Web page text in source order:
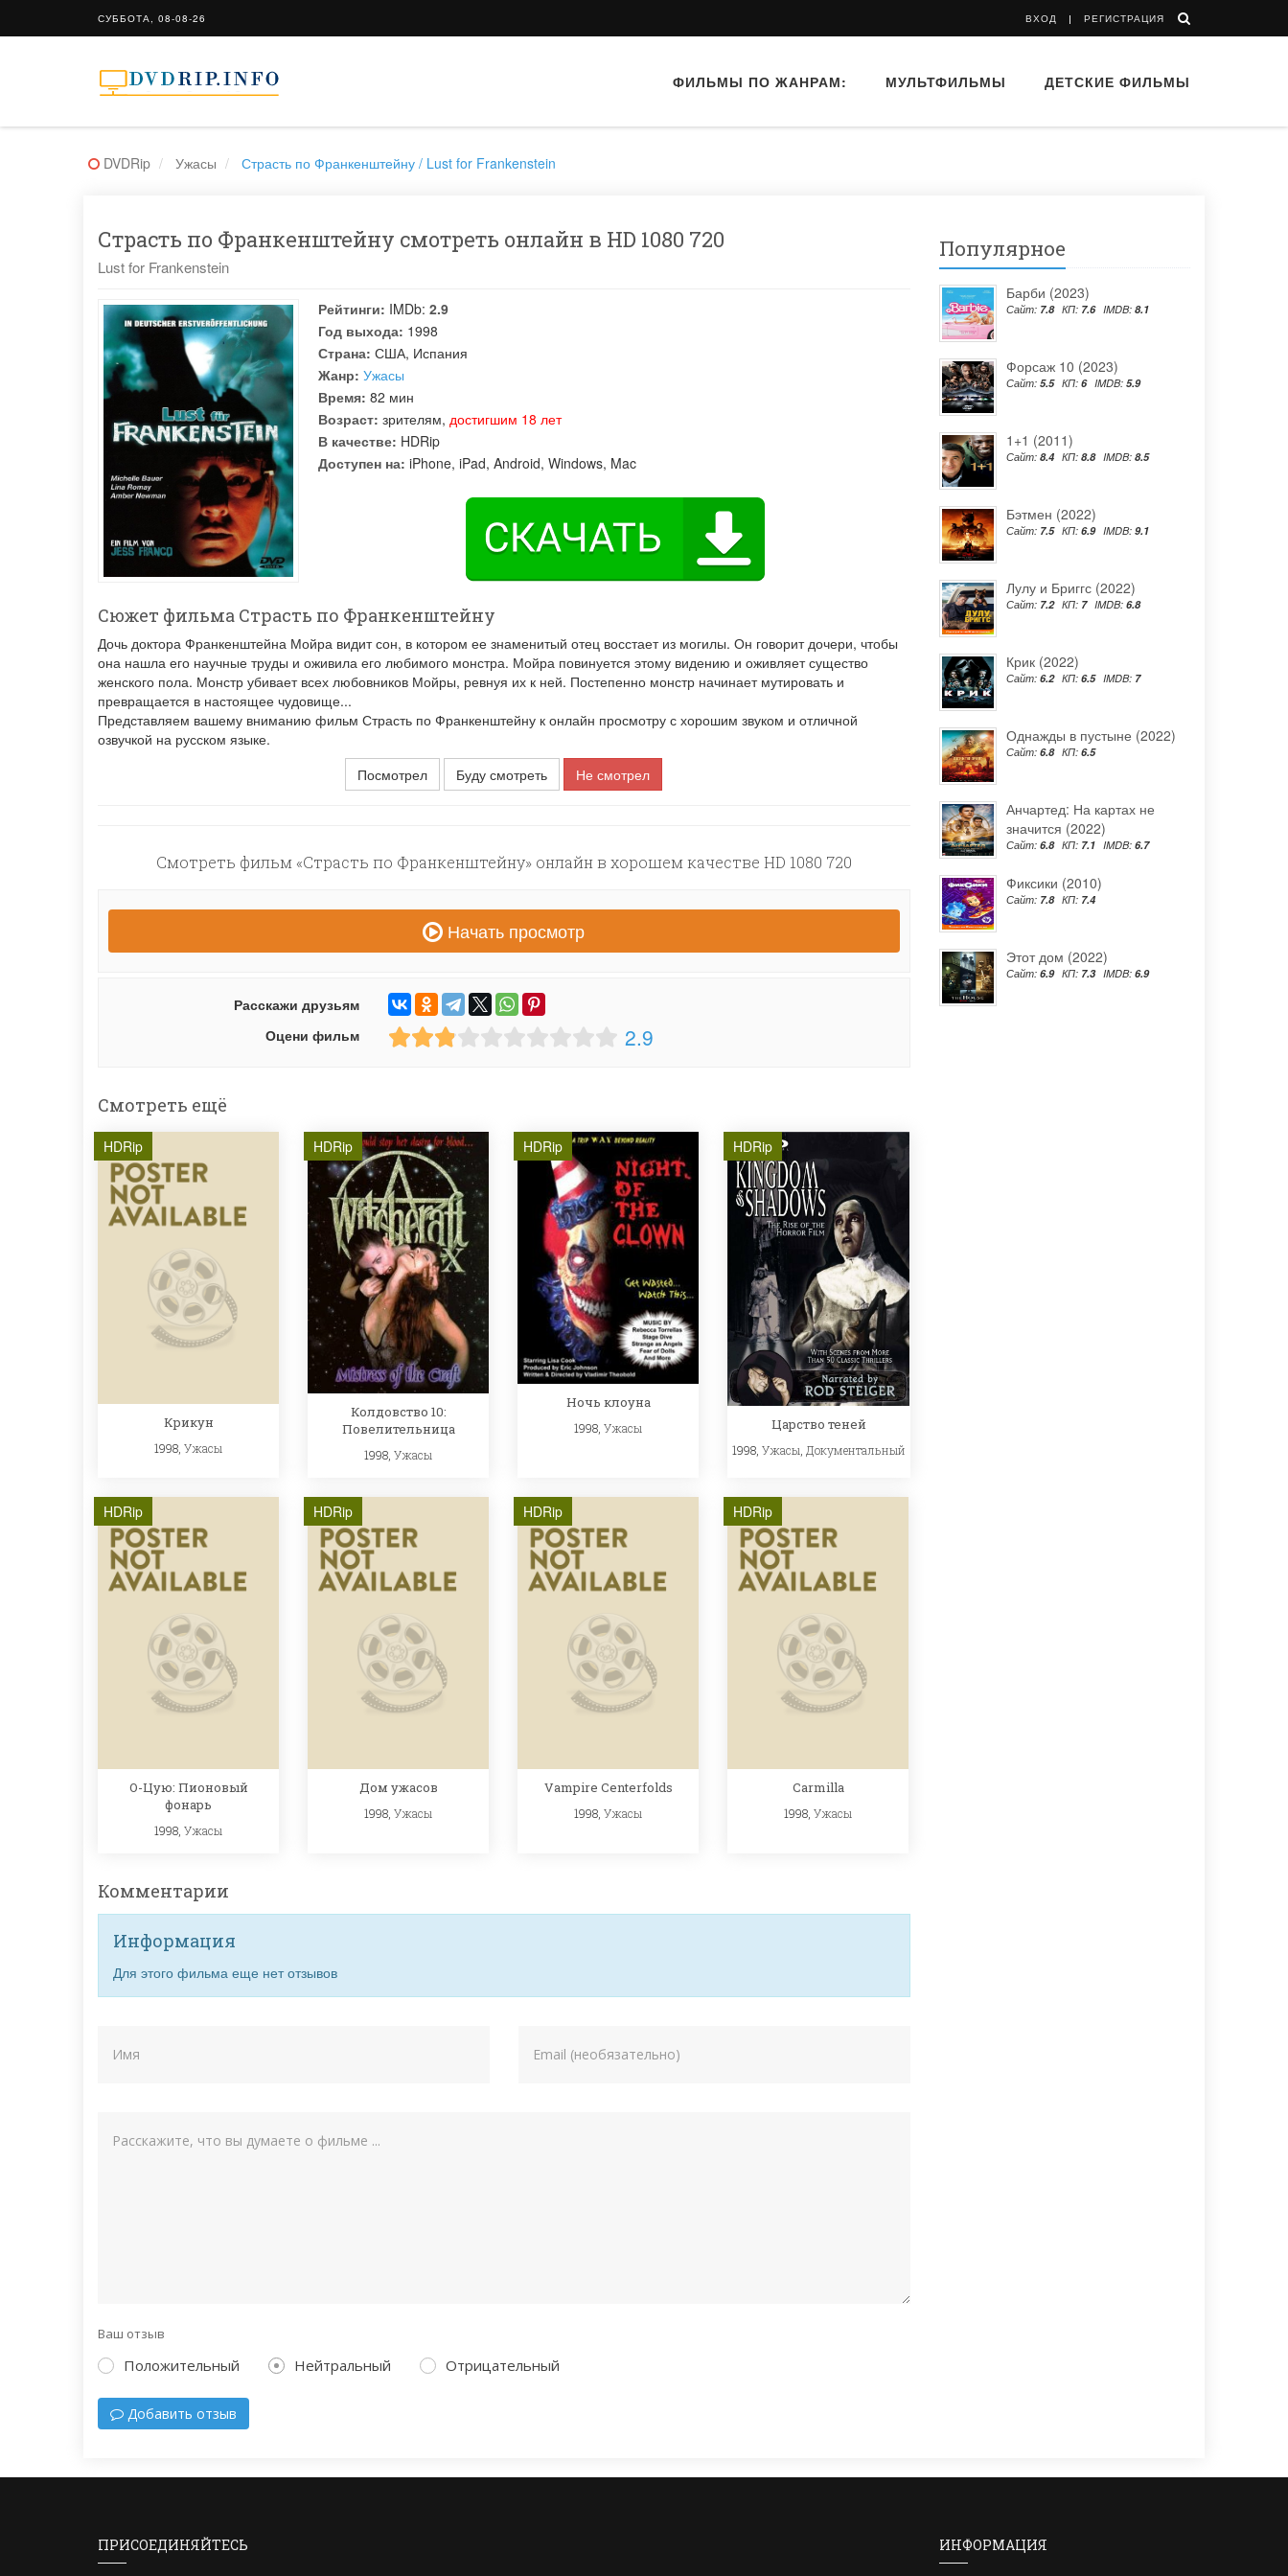
СУББОТА, 08-08-26 ВХОД РЕГИСТРАЦИЯ
ФИЛЬМЫ ПО ЖАНРАМ: МУЛЬТФИЛЬМЫ ДЕТСКИЕ ФИЛЬМЫ
DVDRip Ужасы Страсть по Франкенштейну / Lust for Frankenstein
Страсть по Франкенштейну смотреть онлайн в HD 1080 720
Lust for Frankenstein
Рейтинги: IMDb: 2.9
Год выхода: 1998
Страна: США, Испания
Жанр: Ужасы
Время: 82 мин
Возраст: зрителям, достигшим 18 лет
В качестве: HDRip
Доступен на: iPhone, iPad, Android, Windows, Mac
Сюжет фильма Страсть по Франкенштейну
Дочь доктора Франкенштейна Мойра видит сон, в котором ее знаменитый отец восстает из могилы. Он говорит дочери, чтобы
она нашла его научные труды и оживила его любимого монстра. Мойра повинуется этому видению и оживляет существо
женского пола. Монстр убивает всех любовников Мойры, ревнуя их к ней. Постепенно монстр начинает мутировать и
превращается в настоящее чудовище...
Представляем вашему вниманию фильм Страсть по Франкенштейну к онлайн просмотру с хорошим звуком и отличной
озвучкой на русском языке.
Посмотрел
Буду смотреть Не смотрел
Смотреть фильм «Страсть по Франкенштейну» онлайн в хорошем качестве HD 1080 720
Начать просмотр
Расскажи друзьям
Оцени фильм
2.9
Смотреть ещё
HDRip
Крикун
1998, Ужасы
HDRip
Колдовство 10:
Повелительница
1998, Ужасы
HDRip
Ночь клоуна
1998, Ужасы
HDRip
Царство теней
1998, Ужасы Документальный
HDRip
О-Цую: Пионовый
фонарь
1998, Ужасы
HDRip
Дом ужасов
1998, Ужасы
HDRip
Vampire Centerfolds
1998, Ужасы
HDRip
Carmilla
1998, Ужасы
Комментарии
Информация
Для этого фильма еще нет отзывов
Ваш отзыв
Положительный Нейтральный Отрицательный
Добавить отзыв
Популярное
Барби (2023)
Сайт: 7.8 КП: 7.6 IMDB: 8.1
Форсаж 10 (2023)
Сайт: 5.5 КП: 6 IMDB: 5.9
1+1 (2011)
Сайт: 8.4 КП: 8.8 IMDB: 8.5
Бэтмен (2022)
Сайт: 7.5 КП: 6.9 IMDB: 9.1
Лулу и Бриггс (2022)
Сайт: 7.2 КП: 7 IMDB: 6.8
Крик (2022)
Сайт: 6.2 КП: 6.5 IMDB: 7
Однажды в пустыне (2022)
Сайт: 6.8 КП: 6.5
Анчартед: На картах не
значится (2022)
Сайт: 6.8 КП: 7.1 IMDB: 6.7
Фиксики (2010)
Сайт: 7.8 КП: 7.4
Этот дом (2022)
Сайт: 6.9 КП: 7.3 IMDB: 6.9
ПРИСОЕДИНЯЙТЕСЬ ИНФОРМАЦИЯ